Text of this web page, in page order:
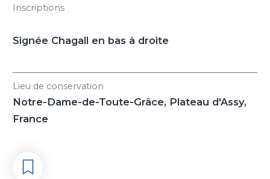
Inscriptions
Signée Chagall en bas à droite
Lieu de conservation
Notre-Dame-de-Toute-Grâce, Plateau d'Assy,
France